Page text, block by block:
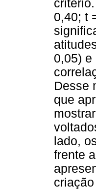
0,40; t
0,05) e
Desse
que
lado,
frente